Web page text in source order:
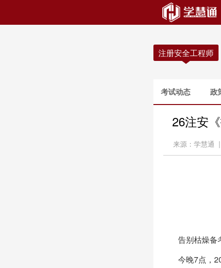
注册安全工程师
考试动态 政
26注安
来源：学慧通
告别枯燥备
今晚7点，